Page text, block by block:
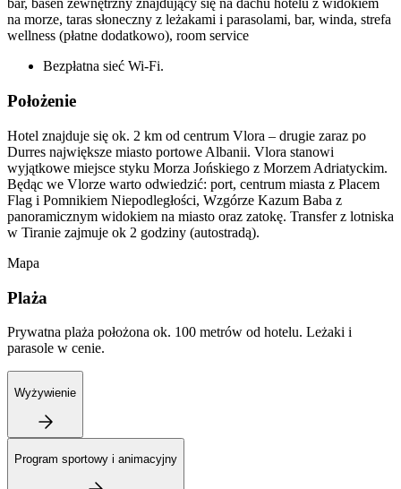
bar, basen zewnętrzny znajdujący się na dachu hotelu z widokiem
na morze, taras słoneczny z leżakami i parasolami, bar, winda, strefa
wellness (płatne dodatkowo), room service
Bezpłatna sieć Wi-Fi.
Położenie
Hotel znajduje się ok. 2 km od centrum Vlora – drugie zaraz po
Durres największe miasto portowe Albanii. Vlora stanowi
wyjątkowe miejsce styku Morza Jońskiego z Morzem Adriatyckim.
Będąc we Vlorze warto odwiedzić: port, centrum miasta z Placem
Flag i Pomnikiem Niepodległości, Wzgórze Kazum Baba z
panoramicznym widokiem na miasto oraz zatokę. Transfer z lotniska
w Tiranie zajmuje ok 2 godziny (autostradą).
Mapa
Plaża
Prywatna plaża położona ok. 100 metrów od hotelu. Leżaki i
parasole w cenie.
Wyżywienie
Program sportowy i animacyjny